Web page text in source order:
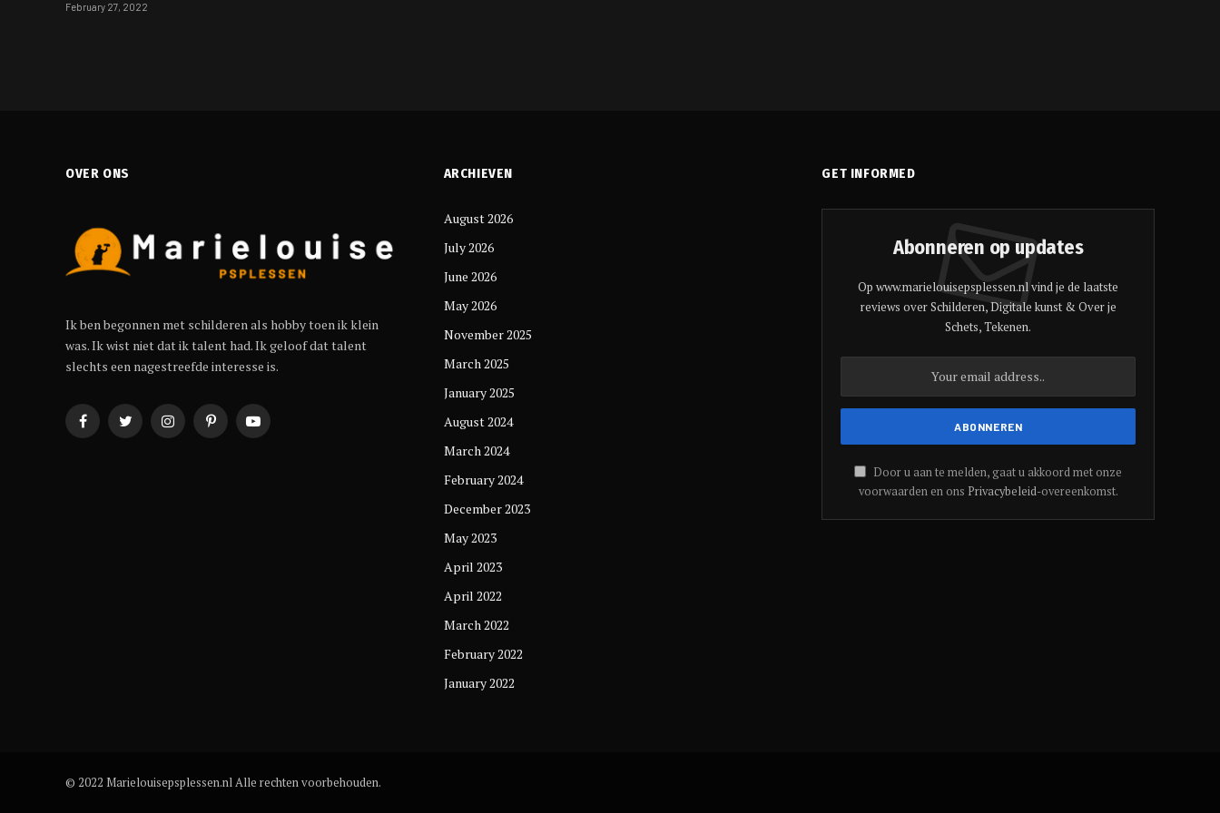
February 27, 2022
OVER ONS
Ik ben begonnen met schilderen als hobby toen ik klein
was. Ik wist niet dat ik talent had. Ik geloof dat talent
slechts een nagestreefde interesse is.
FacebookTwitterInstagramPinterestYouTube
ARCHIEVEN
August 2026
July 2026
June 2026
May 2026
November 2025
March 2025
January 2025
August 2024
March 2024
February 2024
December 2023
May 2023
April 2023
April 2022
March 2022
February 2022
January 2022
GET INFORMED
Abonneren op updates
Op www.marielouisepsplessen.nl vind je de laatste
reviews over Schilderen, Digitale kunst & Over je
Schets, Tekenen.
Door u aan te melden, gaat u akkoord met onze
voorwaarden en ons Privacybeleid-overeenkomst.
© 2022 Marielouisepsplessen.nl Alle rechten voorbehouden.